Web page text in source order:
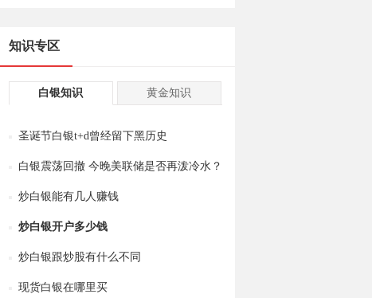
知识专区
白银知识 黄金知识
圣诞节白银t+d曾经留下黑历史
白银震荡回撤 今晚美联储是否再泼冷水？
炒白银能有几人赚钱
炒白银开户多少钱
炒白银跟炒股有什么不同
现货白银在哪里买